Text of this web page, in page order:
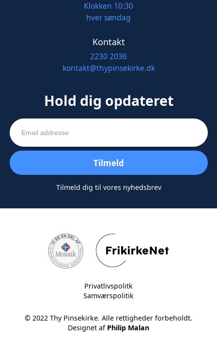
Hold dig opdateret
Tilmeld dig til vores nyhedsbrev
Klokken 10:30
hver søndag
Kontakt
2230 2036
kontakt@thypinsekirke.dk
© 2022 Thy Pinsekirke. Alle rettigheder forbeholdt.
Designet af Philip Malan
Privatlivspolitk
Samværspolitik